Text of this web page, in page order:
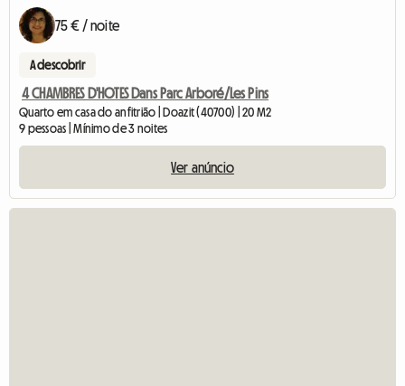
75 € / noite
A descobrir
4 CHAMBRES D'HOTES Dans Parc Arboré/Les Pins
Quarto em casa do anfitrião | Doazit (40700) | 20 M2
9 pessoas | Mínimo de 3 noites
Ver anúncio